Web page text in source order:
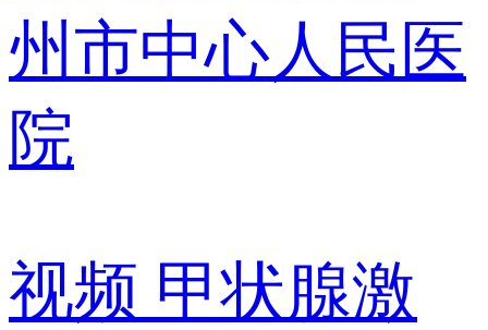
州市中心人民医
院
视频 甲状腺激